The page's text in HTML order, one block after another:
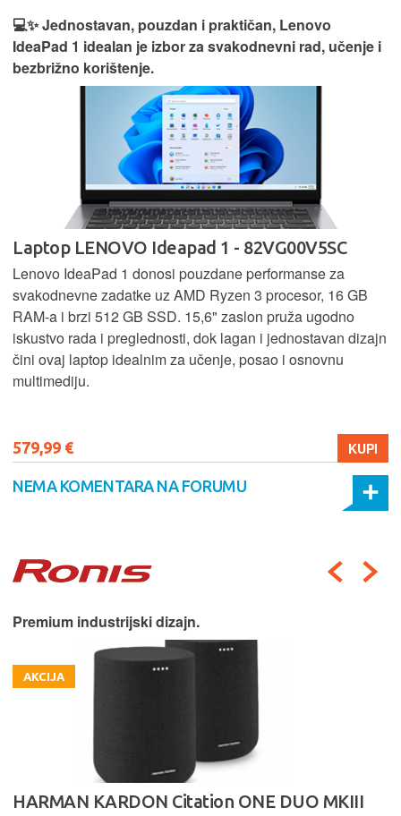
💻✨ Jednostavan, pouzdan i praktičan, Lenovo
IdeaPad 1 idealan je izbor za svakodnevni rad, učenje i
bezbrižno korištenje.
Laptop LENOVO Ideapad 1 - 82VG00V5SC
Lenovo IdeaPad 1 donosi pouzdane performanse za
svakodnevne zadatke uz AMD Ryzen 3 procesor, 16 GB
RAM-a i brzi 512 GB SSD. 15,6" zaslon pruža ugodno
iskustvo rada i preglednosti, dok lagan i jednostavan dizajn
čini ovaj laptop idealnim za učenje, posao i osnovnu
multimediju.
579,99 € KUPI
NEMA KOMENTARA NA FORUMU
Premium industrijski dizajn.
AKCIJA
HARMAN KARDON Citation ONE DUO MKIII